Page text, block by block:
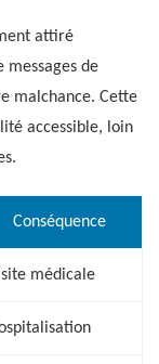
attiré
messages de
malchance. Cette
accessible, loin
Conséquence
médicale